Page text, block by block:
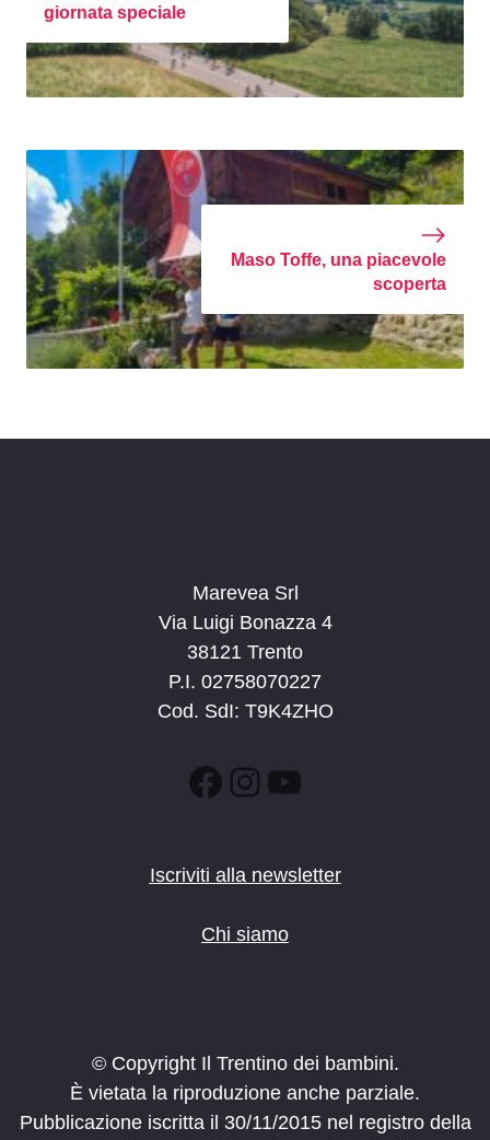
giornata speciale
Maso Toffe, una piacevole
scoperta
Marevea Srl
Via Luigi Bonazza 4
38121 Trento
P.I. 02758070227
Cod. SdI: T9K4ZHO
Facebook
Instagram
YouTube
Iscriviti alla newsletter
Chi siamo
© Copyright Il Trentino dei bambini.
È vietata la riproduzione anche parziale.
Pubblicazione iscritta il 30/11/2015 nel registro della